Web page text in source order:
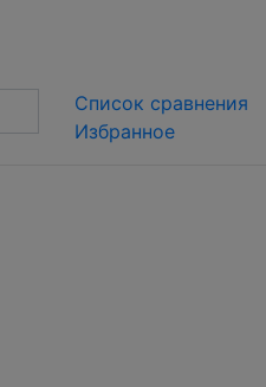
Список сравнения
Избранное